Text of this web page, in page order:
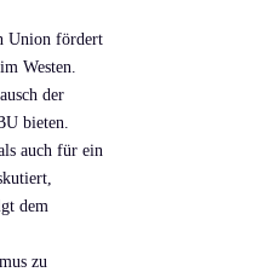
Union fördert
Westen.
der
bieten.
auch für ein
dem
zu